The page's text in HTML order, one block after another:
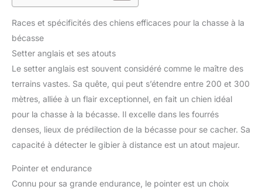
Races et spécificités des chiens efficaces pour la chasse à la
bécasse
Setter anglais et ses atouts
Le setter anglais est souvent considéré comme le maître des
terrains vastes. Sa quête, qui peut s’étendre entre 200 et 300
mètres, alliée à un flair exceptionnel, en fait un chien idéal
pour la chasse à la bécasse. Il excelle dans les fourrés
denses, lieux de prédilection de la bécasse pour se cacher. Sa
capacité à détecter le gibier à distance est un atout majeur.
Pointer et endurance
Connu pour sa grande endurance, le pointer est un choix